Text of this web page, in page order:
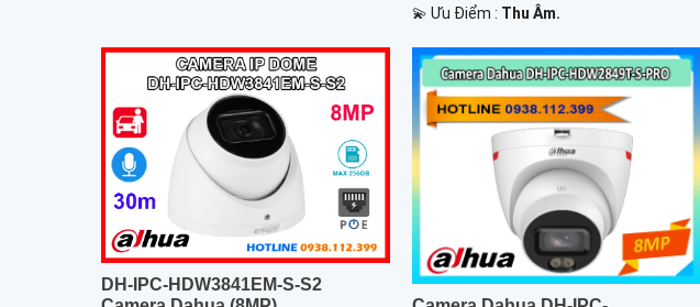
️💫 Ưu Điểm : Thu Âm.
DH-IPC-HDW3841EM-S-S2